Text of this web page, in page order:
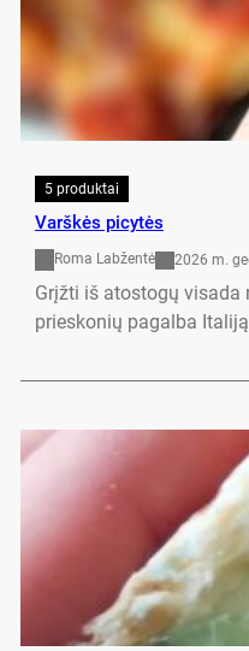
5 produktai
Varškės picytės
Roma Labžentė 2026 m.
Grįžti iš atostogų visada
prieskonių pagalba